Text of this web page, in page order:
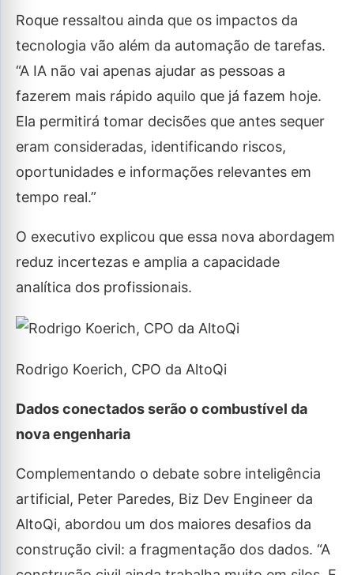
Roque ressaltou ainda que os impactos da
tecnologia vão além da automação de tarefas.
“A IA não vai apenas ajudar as pessoas a
fazerem mais rápido aquilo que já fazem hoje.
Ela permitirá tomar decisões que antes sequer
eram consideradas, identificando riscos,
oportunidades e informações relevantes em
tempo real.”
O executivo explicou que essa nova abordagem
reduz incertezas e amplia a capacidade
analítica dos profissionais.
Rodrigo Koerich, CPO da AltoQi
Dados conectados serão o combustível da
nova engenharia
Complementando o debate sobre inteligência
artificial, Peter Paredes, Biz Dev Engineer da
AltoQi, abordou um dos maiores desafios da
construção civil: a fragmentação dos dados. “A